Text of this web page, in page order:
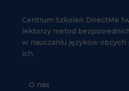
Centrum Szkoleń DirectMe
lektorzy metod
w nauczaniu języków obcych
ich.
O nas